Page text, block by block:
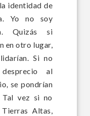
identidad de
Yo no soy
Quizás si
en otro lugar,
Si no
al
se pondrían
Tal vez si no
Altas,